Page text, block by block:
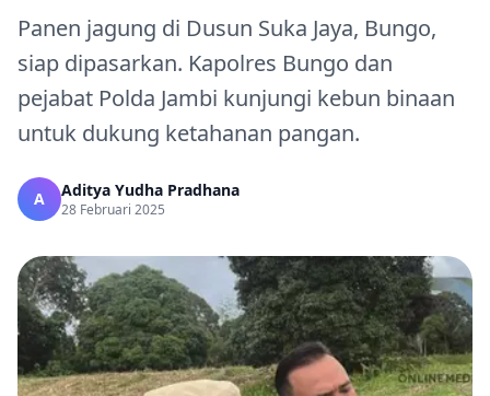
Panen jagung di Dusun Suka Jaya, Bungo,
siap dipasarkan. Kapolres Bungo dan
pejabat Polda Jambi kunjungi kebun binaan
untuk dukung ketahanan pangan.
A Aditya Yudha Pradhana
28 Februari 2025